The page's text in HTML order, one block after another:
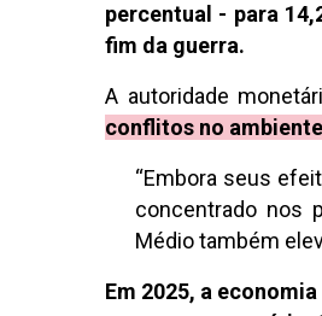
percentual - para
fim da guerra.
A autoridade
conflitos no
“Embora seus
concentrado nos
Médio também
Em 2025, a